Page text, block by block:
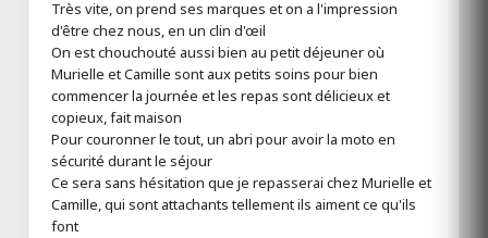
Vodable 63500
Puy-de-Dôme
Hôtel restaurant, bar Auberge de la
Loue
Toutes les infos
LE DOMAINE DE LA BELLE DEMEURE
Ouvert
Très vite, on prend ses marques et on a l'impression
d'être chez nous, en un clin d'œil
On est chouchouté aussi bien au petit déjeuner où
Murielle et Camille sont aux petits soins pour bien
commencer la journée et les repas sont délicieux et
copieux, fait maison
Pour couronner le tout, un abri pour avoir la moto en
sécurité durant le séjour
Ce sera sans hésitation que je repasserai chez Murielle et
Camille, qui sont attachants tellement ils aiment ce qu'ils
font